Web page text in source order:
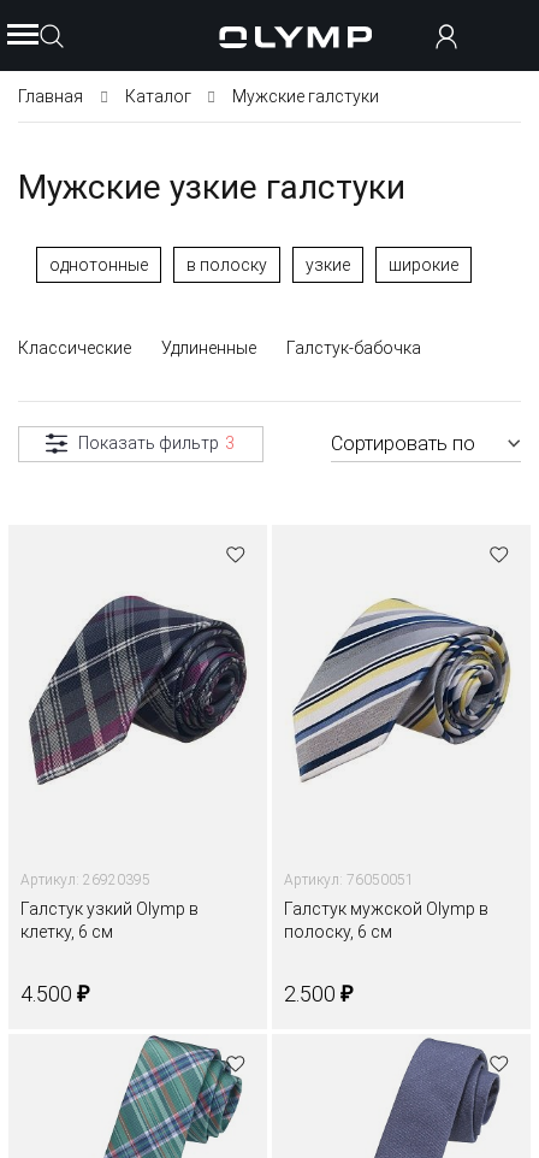
Главная Каталог Мужские галстуки
Мужские узкие галстуки
однотонные в полоску узкие широкие
Классические Удлиненные Галстук-бабочка
Показать фильтр 3 Сортировать по
Артикул: 26920395
Галстук узкий Olymp в
клетку, 6 см
4.500 ₽
Артикул: 76050051
Галстук мужской Olymp в
полоску, 6 см
2.500 ₽